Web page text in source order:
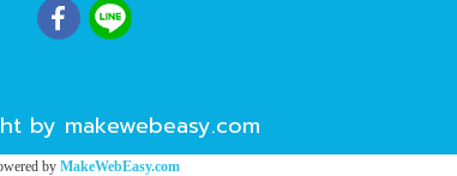
by makewebeasy.com
by MakeWebEasy.com